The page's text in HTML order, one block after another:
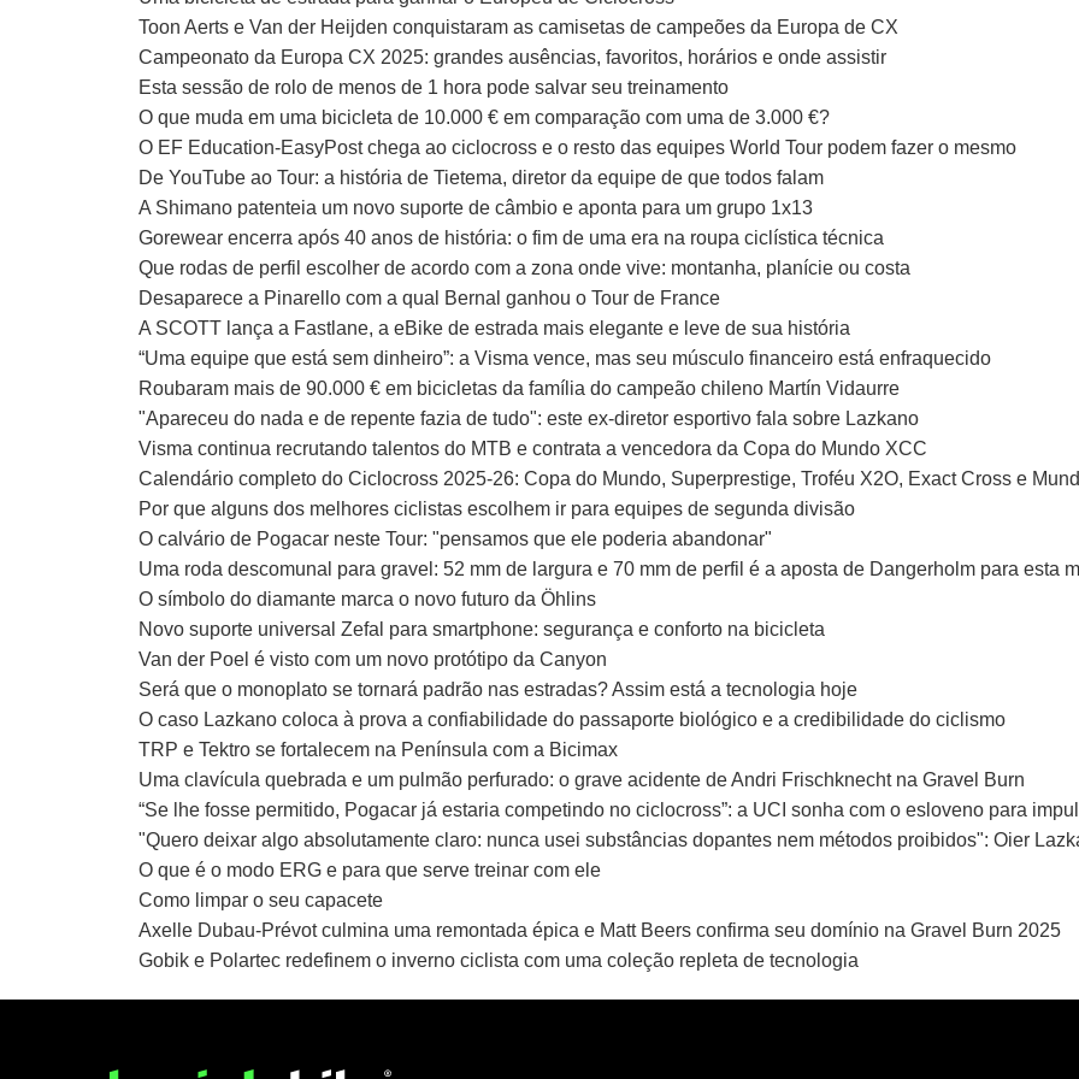
Toon Aerts e Van der Heijden conquistaram as camisetas de campeões da Europa de CX
Campeonato da Europa CX 2025: grandes ausências, favoritos, horários e onde assistir
Esta sessão de rolo de menos de 1 hora pode salvar seu treinamento
O que muda em uma bicicleta de 10.000 € em comparação com uma de 3.000 €?
O EF Education-EasyPost chega ao ciclocross e o resto das equipes World Tour podem fazer o mesmo
De YouTube ao Tour: a história de Tietema, diretor da equipe de que todos falam
A Shimano patenteia um novo suporte de câmbio e aponta para um grupo 1x13
Gorewear encerra após 40 anos de história: o fim de uma era na roupa ciclística técnica
Que rodas de perfil escolher de acordo com a zona onde vive: montanha, planície ou costa
Desaparece a Pinarello com a qual Bernal ganhou o Tour de France
A SCOTT lança a Fastlane, a eBike de estrada mais elegante e leve de sua história
“Uma equipe que está sem dinheiro”: a Visma vence, mas seu músculo financeiro está enfraquecido
Roubaram mais de 90.000 € em bicicletas da família do campeão chileno Martín Vidaurre
"Apareceu do nada e de repente fazia de tudo": este ex-diretor esportivo fala sobre Lazkano
Visma continua recrutando talentos do MTB e contrata a vencedora da Copa do Mundo XCC
Calendário completo do Ciclocross 2025-26: Copa do Mundo, Superprestige, Troféu X2O, Exact Cross e
Por que alguns dos melhores ciclistas escolhem ir para equipes de segunda divisão
O calvário de Pogacar neste Tour: "pensamos que ele poderia abandonar"
Uma roda descomunal para gravel: 52 mm de largura e 70 mm de perfil é a aposta de Dangerholm para esta
O símbolo do diamante marca o novo futuro da Öhlins
Novo suporte universal Zefal para smartphone: segurança e conforto na bicicleta
Van der Poel é visto com um novo protótipo da Canyon
Será que o monoplato se tornará padrão nas estradas? Assim está a tecnologia hoje
O caso Lazkano coloca à prova a confiabilidade do passaporte biológico e a credibilidade do ciclismo
TRP e Tektro se fortalecem na Península com a Bicimax
Uma clavícula quebrada e um pulmão perfurado: o grave acidente de Andri Frischknecht na Gravel Burn
“Se lhe fosse permitido, Pogacar já estaria competindo no ciclocross”: a UCI sonha com o esloveno para
"Quero deixar algo absolutamente claro: nunca usei substâncias dopantes nem métodos proibidos": Oier
O que é o modo ERG e para que serve treinar com ele
Como limpar o seu capacete
Axelle Dubau-Prévot culmina uma remontada épica e Matt Beers confirma seu domínio na Gravel Burn 2025
Gobik e Polartec redefinem o inverno ciclista com uma coleção repleta de tecnologia